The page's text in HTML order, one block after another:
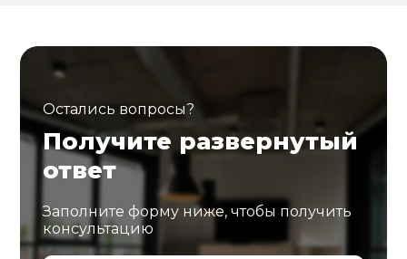
Остались вопросы?
Получите развернутый
ответ
Заполните форму ниже, чтобы получить
консультацию